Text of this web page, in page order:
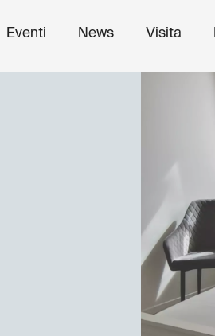
Eventi News Visita